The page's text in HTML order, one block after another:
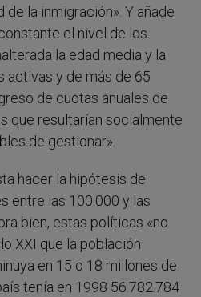
la inmigración». Y añade
el nivel de los
la edad media y la
activas y de más de 65
de cuotas anuales de
que resultarían socialmente
de gestionar».
hacer la hipótesis de
entre las 100.000 y las
bien, estas políticas «no
XXI que la población
en 15 o 18 millones de
tenía en 1998 56.782.784